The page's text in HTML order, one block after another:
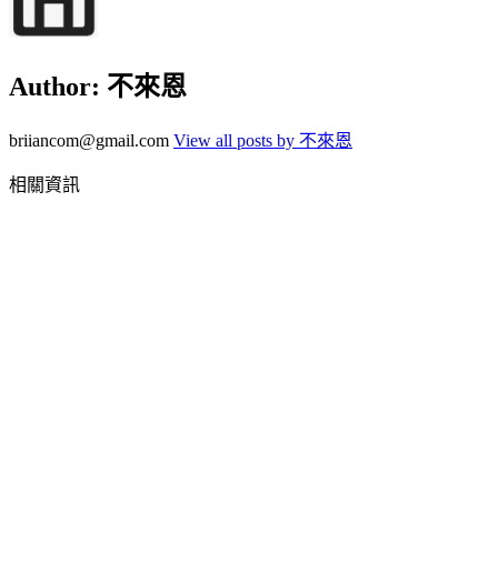
Author: 不來恩
briiancom@gmail.com View all posts by 不來恩
相關資訊